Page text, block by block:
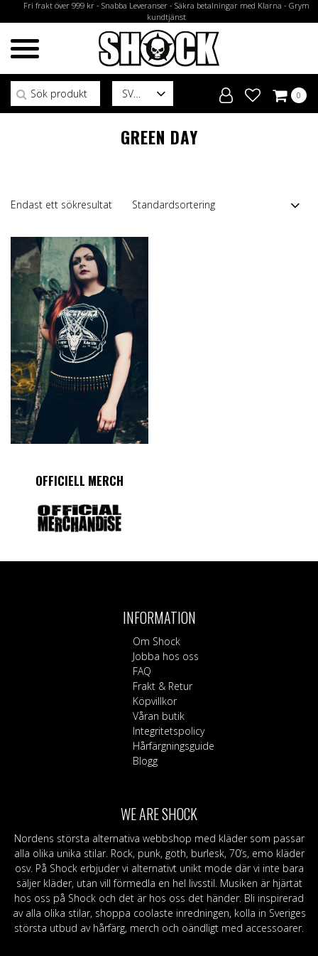
Fri frakt över 999 kr - Snabba Leveranser - Säkra betalningar med Klarna - Grym
kundtjänst
SV
Sök efter:
0
GREEN DAY
Endast ett sökresultat
OFFICIELL MERCH
INFORMATION
Om Shock
Jobba hos oss
FAQ
Frakt & Retur
Köpvillkor
Våran butik
Integritetspolicy
Hårfärgningsguide
Blogg
WE ARE SHOCK
Nordens största alternativa webbshop med kläder som passar
alla olika unika stilar. Rock, punk, goth, burlesk, 70’s, emo kläder
osv. På Shock erbjuder vi alternativt unikt mode där vi inte bara
säljer kläder, utan vill förmedla en hel livsstil. Musiken är hjärtat
hos oss på Shock och det är hos oss det händer. Bli inspirerad
av alla olika stilar, shoppa coolaste inredningen, kolla in Sveriges
största utbud av hårfärg, merch och oändligt med accessoarer.